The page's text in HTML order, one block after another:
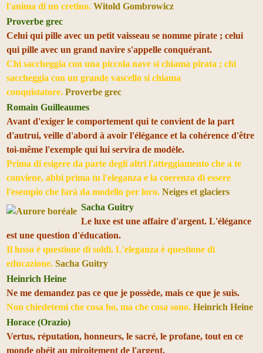
l'anima di un cretino. Witold Gombrowicz
Proverbe grec
Celui qui pille avec un petit vaisseau se nomme pirate ; celui
qui pille avec un grand navire s'appelle conquérant.
Chi saccheggia con una piccola nave si chiama pirata ; chi
saccheggia con un grande vascello si chiama
conquistatore. Proverbe grec
Romain Guilleaumes
Avant d'exiger le comportement qui te convient de la part
d'autrui, veille d'abord à avoir l'élégance et la cohérence d'être
toi-même l'exemple qui lui servira de modèle.
Prima di esigere da parte degli altri l'atteggiamento che a te
conviene, abbi prima tu l'eleganza e la coerenza di essere
l'esempio che farà da modello per loro. Neiges et glaciers
Sacha Guitry
Le luxe est une affaire d'argent. L'élégance
est une question d'éducation.
Il lusso è questione di soldi. L'eleganza è questione di
educazione. Sacha Guitry
Heinrich Heine
Ne me demandez pas ce que je possède, mais ce que je suis.
Non chiedetemi che cosa ho, ma che cosa sono. Heinrich Heine
Horace (Orazio)
Vertus, réputation, honneurs, le sacré, le profane, tout en ce
monde obéit au miroitement de l'argent.